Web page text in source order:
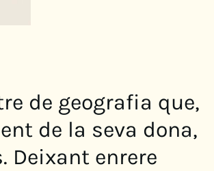
de geografia que,
de la seva dona,
Deixant enrere